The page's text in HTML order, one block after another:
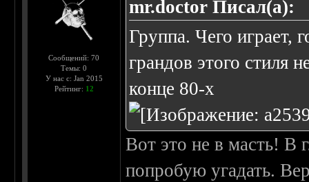
Сообщений: 70
Темы: 0
У нас с: Jan 2015
Рейтинг: 12
mr.doctor Писал(а):
Группа. Чего играет,
грандов этого стиля
конце 80-х
Вот это не в масть! В
попробую угадать.